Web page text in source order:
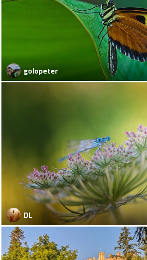
golopeter
DL